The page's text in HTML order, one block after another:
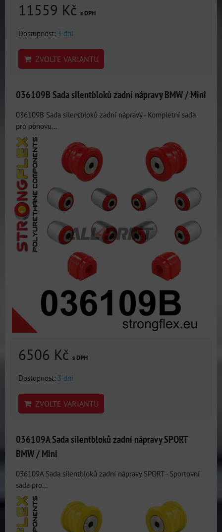
11559 Kč s DPH
Dostupnost: 3 dni
ZVOLTE VARIANTU
036109B Sada silentbloků zadní nápravy BMW / Mini
036109B Sada silentbloků zadní nápravy - Kompletní sada
pro obnovu...
6506 Kč s DPH
Dostupnost: 3 dni
ZVOLTE VARIANTU
036109A Sada silentbloků zadní nápravy SPORT
BMW / Mini
036109A Sada silentbloků zadní nápravy SPORT - Sportovní
sada pro...